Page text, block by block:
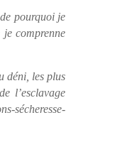
pourquoi je
comprenne
déni, les plus
l’esclavage
sécheresse-